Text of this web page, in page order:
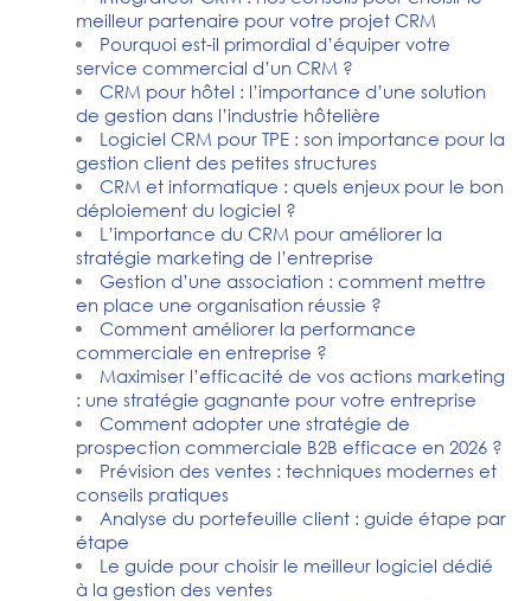
meilleur partenaire pour votre projet CRM
Pourquoi est-il primordial d’équiper votre
service commercial d’un CRM ?
CRM pour hôtel : l’importance d’une solution
de gestion dans l’industrie hôtelière
Logiciel CRM pour TPE : son importance pour la
gestion client des petites structures
CRM et informatique : quels enjeux pour le bon
déploiement du logiciel ?
L’importance du CRM pour améliorer la
stratégie marketing de l’entreprise
Gestion d’une association : comment mettre
en place une organisation réussie ?
Comment améliorer la performance
commerciale en entreprise ?
Maximiser l’efficacité de vos actions marketing
: une stratégie gagnante pour votre entreprise
Comment adopter une stratégie de
prospection commerciale B2B efficace en 2026 ?
Prévision des ventes : techniques modernes et
conseils pratiques
Analyse du portefeuille client : guide étape par
étape
Le guide pour choisir le meilleur logiciel dédié
à la gestion des ventes